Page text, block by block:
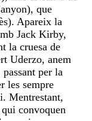
que
Apareix la
Jack Kirby,
la cruesa de
Uderzo, anem
per la
les sempre
Mentrestant,
convoquen